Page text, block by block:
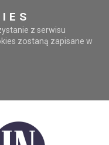
z serwisu
zostaną zapisane w